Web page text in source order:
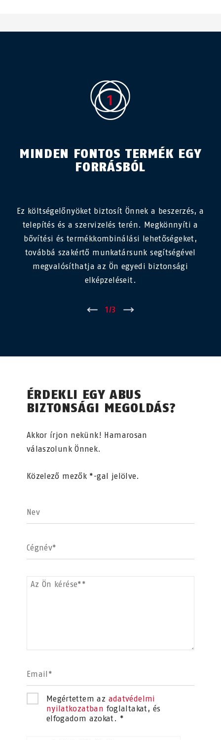
MINDEN FONTOS TERMÉK EGY
FORRÁSBÓL
Ez költségelőnyöket biztosít Önnek a beszerzés, a
telepítés és a szervizelés terén. Megkönnyíti a
bővítési és termékkombinálási lehetőségeket,
továbbá szakértő munkatársunk segítségével
megvalósíthatja az Ön egyedi biztonsági
elképzeléseit.
1/3
ÉRDEKLI EGY ABUS
BIZTONSÁGI MEGOLDÁS?
Akkor írjon nekünk! Hamarosan
válaszolunk Önnek.
Közelező mezők *-gal jelölve.
Nev
Cégnév*
Az Ön kérése**
Email*
Megértettem az adatvédelmi
nyilatkozatban foglaltakat, és
elfogadom azokat. *